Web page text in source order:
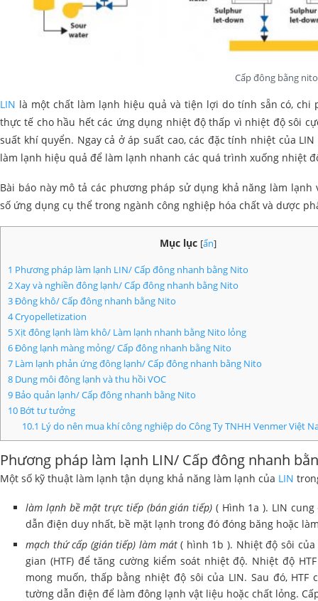
Cấp đông bằng nito
LIN là một chất làm lạnh hiệu quả và tiện lợi do tính sẵn có,
thực tế cho hầu hết các ứng dụng nhiệt độ thấp vì nhiệt độ sôi
suất khí quyển. Ngay cả ở áp suất cao, các đặc tính nhiệt của
làm lạnh hiệu quả để làm lạnh nhanh các quá trình xuống nhiệt
Bài báo này mô tả các phương pháp sử dụng khả năng làm
số ứng dụng cụ thể trong ngành công nghiệp hóa chất và dược
Mục lục [ẩn]
1 Phương pháp làm lạnh LIN/ Cấp đông nhanh bằng Nito
2Xay và nghiền đông lạnh/ Cấp đông nhanh bằng Nito
3Đông khô/ Cấp đông nhanh bằng Nito
4Cryopelletization
5Xịt đông lạnh làm khô/ Làm lạnh nhanh bằng Nito lỏng
6Đông lạnh màng mỏng/ Cấp đông nhanh bằng Nito
7 Làm lạnh phản ứng đông lạnh/ Cấp đông nhanh bằng Nito
8 Dung môi đông lạnh và thu hồi VOC
9 Bảo quản lạnh/ Cấp đông nhanh bằng Nito
10 Bớt tư tưởng
10.1 Lý do nên mua khí công nghiệp do Công Ty TNHH Venmer Việt
Phương pháp làm lạnh LIN/ Cấp đông nhanh
Một số kỹ thuật làm lạnh tận dụng khả năng làm lạnh của LIN
làm lạnh bề mặt trực tiếp (bán gián tiếp) ( Hình 1a ). LIN
dẫn điện duy nhất, bề mặt lạnh trong đó đóng băng hoặc
mạch thứ cấp (gián tiếp) làm mát( hình 1b ). Nhiệt độ sôi
gian (HTF) để tăng cường kiểm soát nhiệt độ. Nhiệt độ
mong muốn, thấp bằng nhiệt độ sôi của LIN. Sau đó,
tường dẫn điện để làm đông lạnh vật liệu hoặc chất lỏng.